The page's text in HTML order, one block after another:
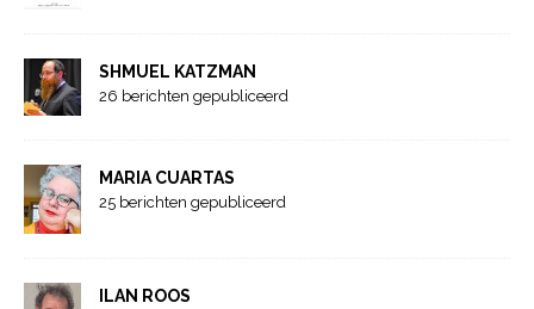
SHMUEL KATZMAN
26 berichten gepubliceerd
MARIA CUARTAS
25 berichten gepubliceerd
ILAN ROOS